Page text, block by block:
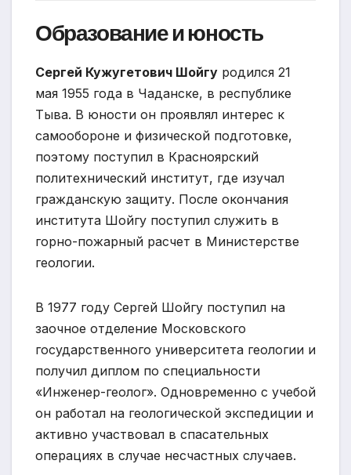
Образование и юность
Сергей Кужугетович Шойгу родился 21
мая 1955 года в Чаданске, в республике
Тыва. В юности он проявлял интерес к
самообороне и физической подготовке,
поэтому поступил в Красноярский
политехнический институт, где изучал
гражданскую защиту. После окончания
института Шойгу поступил служить в
горно-пожарный расчет в Министерстве
геологии.
В 1977 году Сергей Шойгу поступил на
заочное отделение Московского
государственного университета геологии и
получил диплом по специальности
«Инженер-геолог». Одновременно с учебой
он работал на геологической экспедиции и
активно участвовал в спасательных
операциях в случае несчастных случаев.